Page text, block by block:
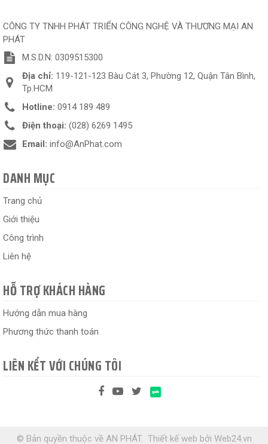
CÔNG TY TNHH PHÁT TRIỂN CÔNG NGHỆ VÀ THƯƠNG MẠI AN
PHÁT
M.S.D.N: 0309515300
Địa chỉ: 119-121-123 Bàu Cát 3, Phường 12, Quận Tân Bình,
Tp.HCM
Hotline: 0914 189 489
Điện thoại: (028) 6269 1495
Email: info@AnPhat.com
DANH MỤC
Trang chủ
Giới thiệu
Công trình
Liên hệ
HỖ TRỢ KHÁCH HÀNG
Hướng dẫn mua hàng
Phương thức thanh toán
LIÊN KẾT VỚI CHÚNG TÔI
© Bản quyền thuộc về AN PHÁT. Thiết kế web bởi Web24.vn